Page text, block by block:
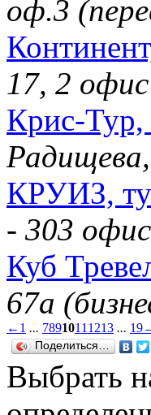
оф.3
17, 2 офис
Крис-Тур,
КРУИЗ,
- 303
Куб
67а
← 1 ... 7891011 1213 ... 19
Поделиться…
Выбрать